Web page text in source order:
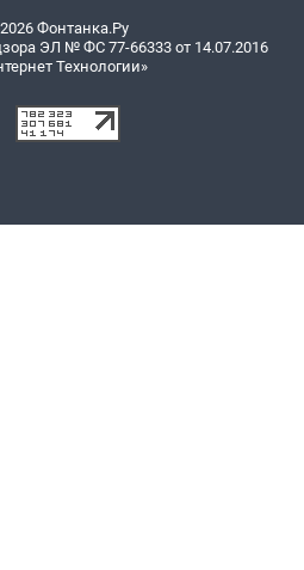
Фонтанка.Ру
ЭЛ № ФС 77-66333 от 14.07.2016
Технологии»